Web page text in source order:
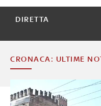
DIRETTA
CRONACA: ULTIME